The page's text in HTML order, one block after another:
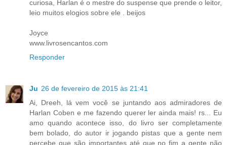
curiosa, Harlan é o mestre do suspense que prende o leitor,
leio muitos elogios sobre ele . beijos
Joyce
www.livrosencantos.com
Responder
Ju 26 de fevereiro de 2015 às 21:41
Ai, Dreeh, lá vem você se juntando aos admiradores de
Harlan Coben e me fazendo querer ler ainda mais! rs... Eu
amo quando acontece isso, do livro ser completamente
bem bolado, do autor ir jogando pistas que a gente nem
percebe que são importantes até que no fim a gente não